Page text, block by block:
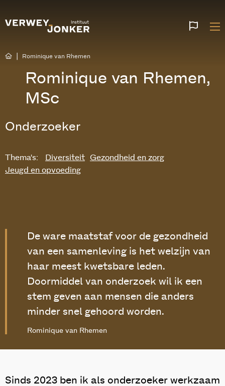
Rominique van Rhemen
Rominique van Rhemen,
MSc
Onderzoeker
Thema's: Diversiteit
Gezondheid en zorg
Jeugd en opvoeding
De ware maatstaf voor de gezondheid
van een samenleving is het welzijn van
haar meest kwetsbare leden.
Doormiddel van onderzoek wil ik een
stem geven aan mensen die anders
minder snel gehoord worden.
Rominique van Rhemen
Sinds 2023 ben ik als onderzoeker werkzaam